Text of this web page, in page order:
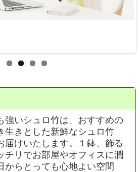
強いシュロ竹は、おすすめの
生きとした新鮮なシュロ竹
届けいたします。１鉢、飾る
チリでお部屋やオフィスに潤
からとっても心地よい空間